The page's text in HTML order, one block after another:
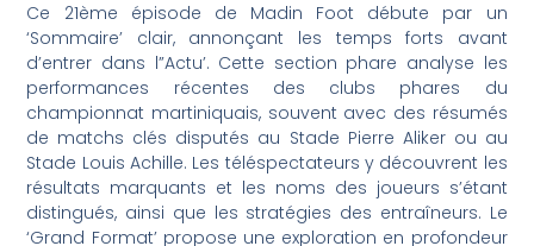
Ce 21ème épisode de Madin Foot débute par un
‘Sommaire’ clair, annonçant les temps forts avant
d’entrer dans l”Actu’. Cette section phare analyse les
performances récentes des clubs phares du
championnat martiniquais, souvent avec des résumés
de matchs clés disputés au Stade Pierre Aliker ou au
Stade Louis Achille. Les téléspectateurs y découvrent les
résultats marquants et les noms des joueurs s’étant
distingués, ainsi que les stratégies des entraîneurs. Le
‘Grand Format’ propose une exploration en profondeur